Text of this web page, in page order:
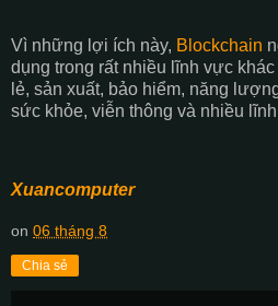
Vì những lợi ích này, Blockchain
dụng trong rất nhiều lĩnh vực
lẻ, sản xuất, bảo hiểm, năng
sức khỏe, viễn thông và nhiều
Xuancomputer
on 06 tháng 8
Chia sẻ